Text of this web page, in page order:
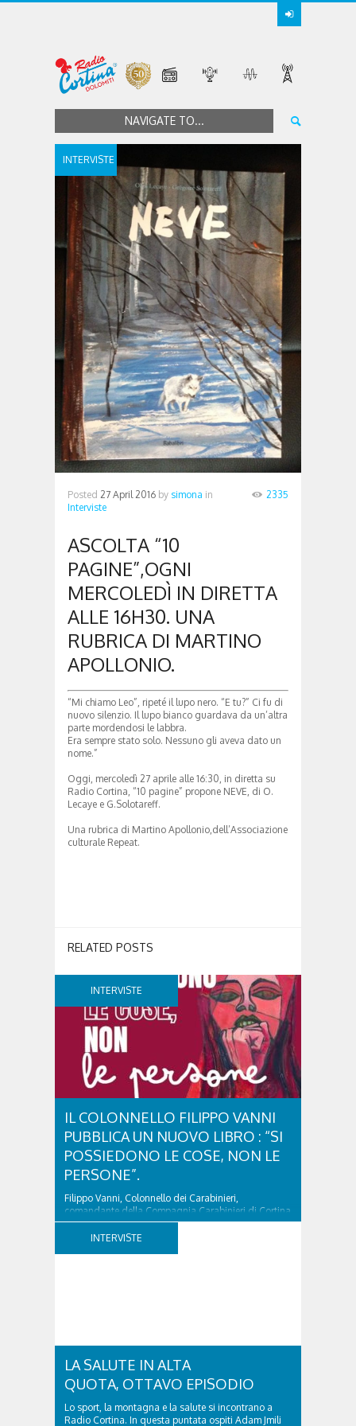
NAVIGATE TO...
INTERVISTE
Posted 27 April 2016 by simona in
Interviste
2335
ASCOLTA “10
PAGINE”,OGNI
MERCOLEDÌ IN DIRETTA
ALLE 16H30. UNA
RUBRICA DI MARTINO
APOLLONIO.
“Mi chiamo Leo”, ripeté il lupo nero. “E tu?” Ci fu di
nuovo silenzio. Il lupo bianco guardava da un’altra
parte mordendosi le labbra.
Era sempre stato solo. Nessuno gli aveva dato un
nome.”
Oggi, mercoledì 27 aprile alle 16:30, in diretta su
Radio Cortina, “10 pagine” propone NEVE, di O.
Lecaye e G.Solotareff.
Una rubrica di Martino Apollonio,dell’Associazione
culturale Repeat.
RELATED POSTS
INTERVISTE
IL COLONNELLO FILIPPO VANNI
PUBBLICA UN NUOVO LIBRO : “SI
POSSIEDONO LE COSE, NON LE
PERSONE”.
Filippo Vanni, Colonnello dei Carabinieri,
comandante della Compagnia Carabinieri di Cortina
d’Ampezzo sino al 2010, esperto di legislazione
nazionale ed europea, è l’ideatore del progetto di
INTERVISTE
LA SALUTE IN ALTA
QUOTA, OTTAVO EPISODIO
Lo sport, la montagna e la salute si incontrano a
Radio Cortina. In questa puntata ospiti Adam Jmili